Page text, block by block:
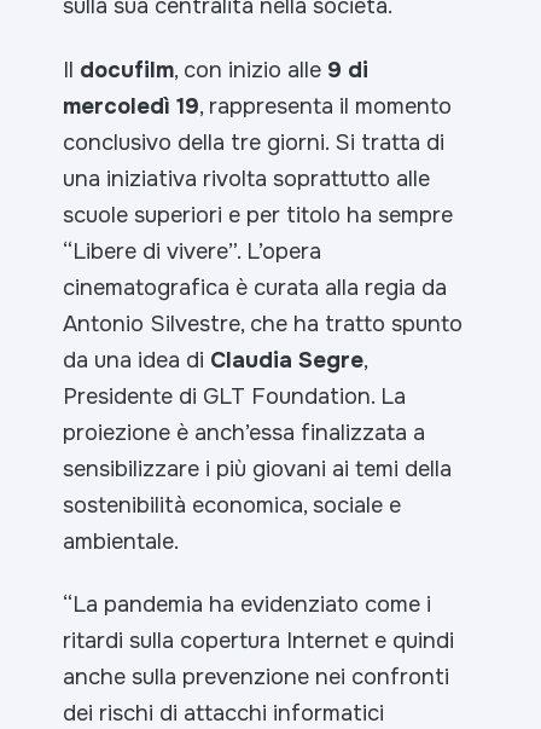
sulla sua centralità nella società.
Il docufilm, con inizio alle 9 di
mercoledì 19, rappresenta il momento
conclusivo della tre giorni. Si tratta di
una iniziativa rivolta soprattutto alle
scuole superiori e per titolo ha sempre
“Libere di vivere”. L’opera
cinematografica è curata alla regia da
Antonio Silvestre, che ha tratto spunto
da una idea di Claudia Segre,
Presidente di GLT Foundation. La
proiezione è anch’essa finalizzata a
sensibilizzare i più giovani ai temi della
sostenibilità economica, sociale e
ambientale.
“La pandemia ha evidenziato come i
ritardi sulla copertura Internet e quindi
anche sulla prevenzione nei confronti
dei rischi di attacchi informatici